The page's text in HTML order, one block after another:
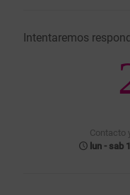
Intentaremos
Contacto
lun - sab